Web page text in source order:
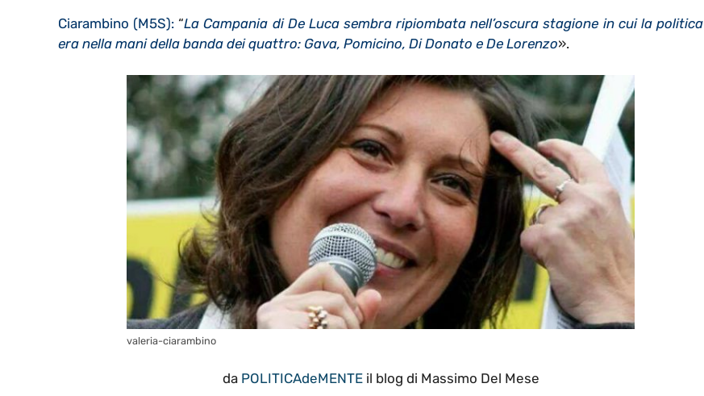
Ciarambino (M5S): “La Campania di De Luca sembra ripiombata nell’oscura stagione in cui la politica
era nella mani della banda dei quattro: Gava, Pomicino, Di Donato e De Lorenzo».
valeria-ciarambino
da POLITICAdeMENTEil blog di Massimo Del Mese